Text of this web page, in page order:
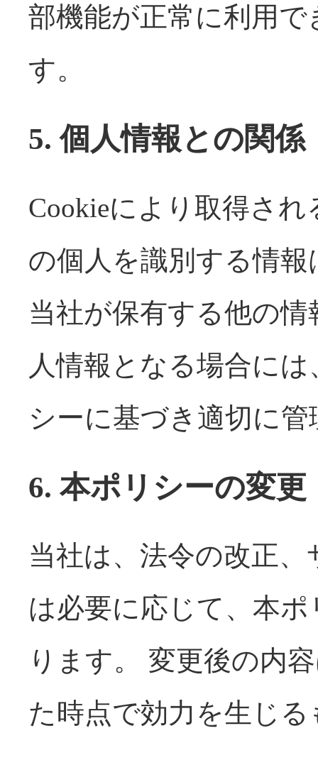
部機能が正常に利用
す。
5. 個人情報との関係
Cookieにより取得さ
の個人を識別する情
当社が保有する他の
人情報となる場合に
シーに基づき適切に
6. 本ポリシーの変更
当社は、法令の改正
は必要に応じて、本
ります。 変更後の内
た時点で効力を生じ